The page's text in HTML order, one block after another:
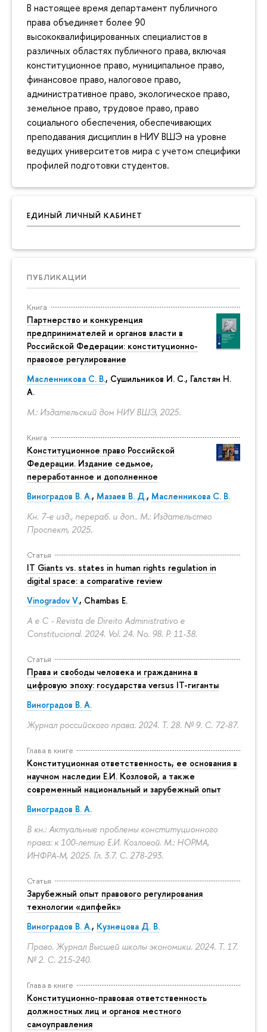
В настоящее время департамент публичного
права объединяет более 90
высококвалифицированных специалистов в
различных областях публичного права, включая
конституционное право, муниципальное право,
финансовое право, налоговое право,
административное право, экологическое право,
земельное право, трудовое право, право
социального обеспечения, обеспечивающих
преподавания дисциплин в НИУ ВШЭ на уровне
ведущих университетов мира с учетом специфики
профилей подготовки студентов.
ЕДИНЫЙ ЛИЧНЫЙ КАБИНЕТ
ПУБЛИКАЦИИ
Книга
Партнерство и конкуренция
предпринимателей и органов власти в
Российской Федерации: конституционно-
правовое регулирование
Масленникова С. В., Сушильников И. С., Галстян Н.
А.
М.: Издательский дом НИУ ВШЭ, 2025.
Книга
Конституционное право Российской
Федерации. Издание седьмое,
переработанное и дополненное
Виноградов В. А., Мазаев В. Д., Масленникова С. В.
Кн. 7-е изд., перераб. и доп.. М.: Издательство
Проспект, 2025.
Статья
IT Giants vs. states in human rights regulation in
digital space: a comparative review
Vinogradov V., Chambas E.
A e C - Revista de Direito Administrativo e
Constitucional. 2024. Vol. 24. No. 98. P. 11-38.
Статья
Права и свободы человека и гражданина в
цифровую эпоху: государства versus IT-гиганты
Виноградов В. А.
Журнал российского права. 2024. Т. 28. № 9. С. 72-87.
Глава в книге
Конституционная ответственность, ее основания в
научном наследии Е.И. Козловой, а также
современный национальный и зарубежный опыт
Виноградов В. А.
В кн.: Актуальные проблемы конституционного
права: к 100-летию Е.И. Козловой. М.: НОРМА,
ИНФРА-М, 2025. Гл. 3.7. С. 278-293.
Статья
Зарубежный опыт правового регулирования
технологии «дипфейк»
Виноградов В. А., Кузнецова Д. В.
Право. Журнал Высшей школы экономики. 2024. Т. 17.
№ 2. С. 215-240.
Глава в книге
Конституционно-правовая ответственность
должностных лиц и органов местного
самоуправления